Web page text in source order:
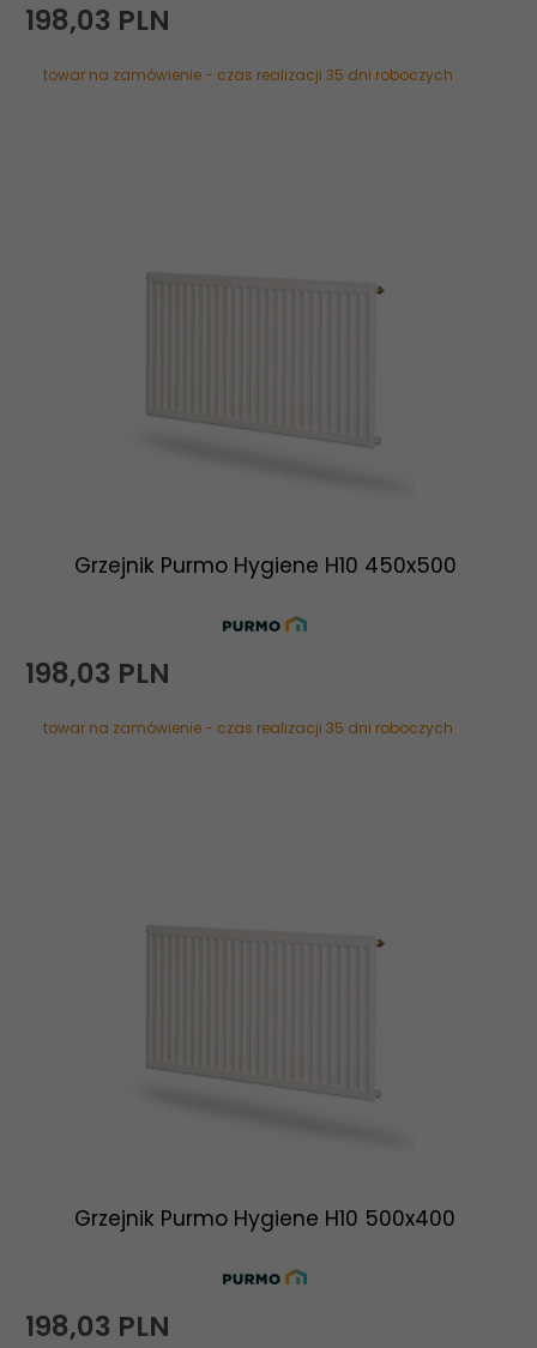
198,03 PLN
towar na zamówienie - czas realizacji 35 dni roboczych
Grzejnik Purmo Hygiene H10 450x500
198,03 PLN
towar na zamówienie - czas realizacji 35 dni roboczych
Grzejnik Purmo Hygiene H10 500x400
198,03 PLN